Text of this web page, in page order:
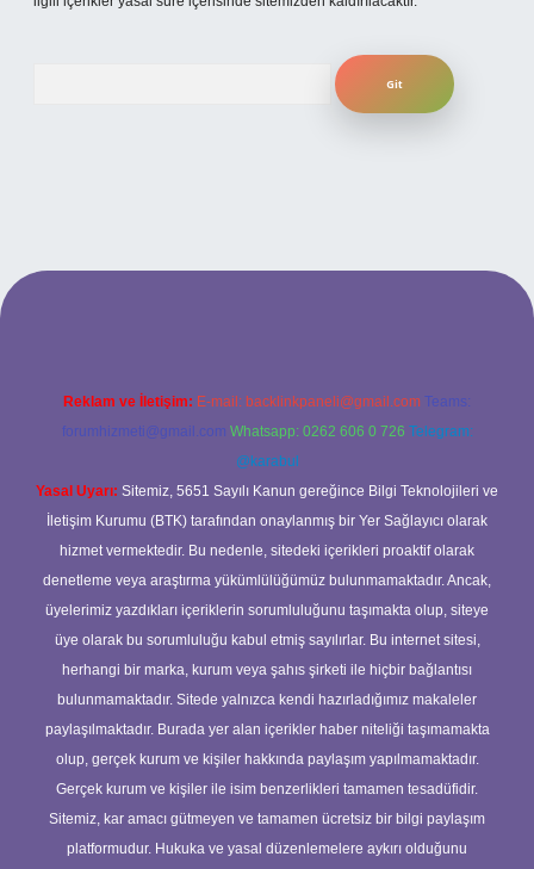
giriş
Reklam ve İletişim: E-mail: backlinkpaneli@gmail.com Teams:
forumhizmeti@gmail.com Whatsapp: 0262 606 0 726 Telegram:
@karabul
Yasal Uyarı: Sitemiz, 5651 Sayılı Kanun gereğince Bilgi Teknolojileri ve
İletişim Kurumu (BTK) tarafından onaylanmış bir Yer Sağlayıcı olarak
hizmet vermektedir. Bu nedenle, sitedeki içerikleri proaktif olarak
denetleme veya araştırma yükümlülüğümüz bulunmamaktadır. Ancak,
üyelerimiz yazdıkları içeriklerin sorumluluğunu taşımakta olup, siteye
üye olarak bu sorumluluğu kabul etmiş sayılırlar. Bu internet sitesi,
herhangi bir marka, kurum veya şahıs şirketi ile hiçbir bağlantısı
bulunmamaktadır. Sitede yalnızca kendi hazırladığımız makaleler
paylaşılmaktadır. Burada yer alan içerikler haber niteliği taşımamakta
olup, gerçek kurum ve kişiler hakkında paylaşım yapılmamaktadır.
Gerçek kurum ve kişiler ile isim benzerlikleri tamamen tesadüfidir.
Sitemiz, kar amacı gütmeyen ve tamamen ücretsiz bir bilgi paylaşım
platformudur. Hukuka ve yasal düzenlemelere aykırı olduğunu